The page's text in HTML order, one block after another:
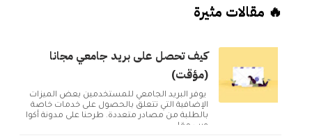
🔥 مقالات مثيرة
كيف تحصل على بريد جامعي مجانا
(مؤقت)
يوفر البريد الجامعي للمستخدمين بعض الميزات
الإضافية التي تتعلق بالحصول على خدمات خاصة
بالطلبة من مصادر متعددة. طرحنا على مدونة أكوا
ويب مقا...